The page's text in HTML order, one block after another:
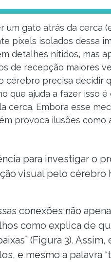
gato atrás da cerca
pixels isolados dessa
detalhes nítidos, mas
de recepção maiores
cérebro precisa decidir
que ajuda a fazer isso é
cerca. Embora esse
provoca ilusões como
para investigar o
visual pelo cérebro
conexões não
como explica de
(Figura 3).
e mesmo a palavra